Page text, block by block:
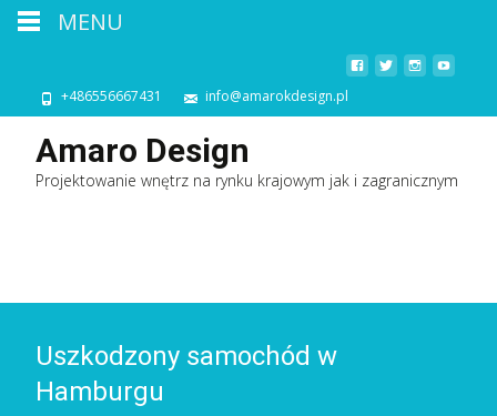
+486556667431 info@amarokdesign.pl
Amaro Design
Projektowanie wnętrz na rynku krajowym jak i zagranicznym
Uszkodzony samochód w
Hamburgu
MENU